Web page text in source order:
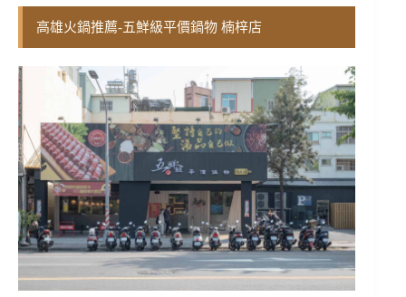
高雄火鍋推薦-五鮮級平價鍋物 楠梓店